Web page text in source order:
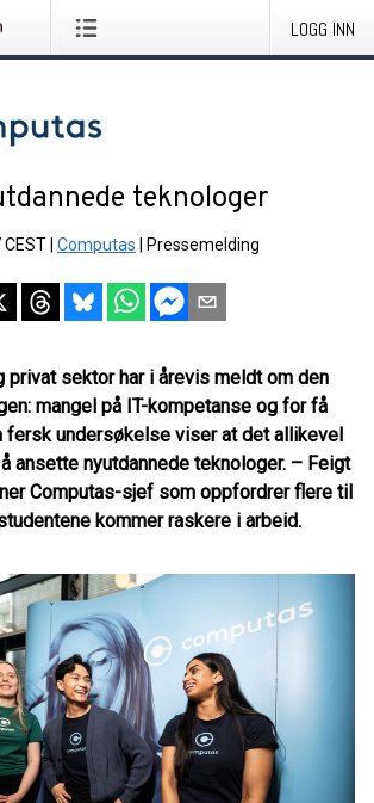
LOGG INN
teknologer
Computas Pressemelding
privat sektor har i årevis meldt om den
mangel på IT-kompetanse og for få
fersk undersøkelse viser at det allikevel
ansette nyutdannede teknologer. – Feigt
Computas-sjef som oppfordrer flere til
kommer raskere i arbeid.